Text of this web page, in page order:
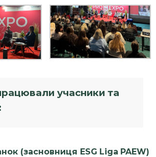
учасники та
(засновниця ESG Liga PAEW)